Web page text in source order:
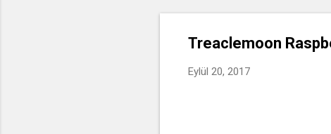
Treaclemoon
Eylül 20, 2017